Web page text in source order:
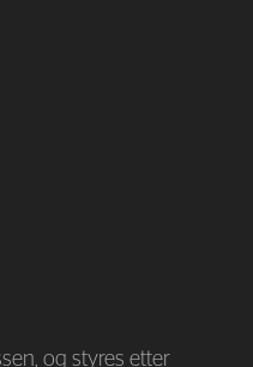
og styres etter